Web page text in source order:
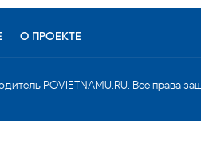
О ПРОЕКТЕ
POVIETNAMU.RU. Все права